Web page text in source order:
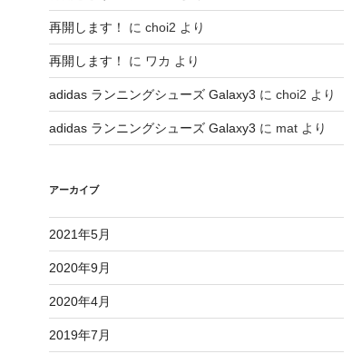
再開します！ に choi2 より
再開します！ に ワカ より
adidas ランニングシューズ Galaxy3 に choi2 より
adidas ランニングシューズ Galaxy3 に matより
アーカイブ
2021年5月
2020年9月
2020年4月
2019年7月